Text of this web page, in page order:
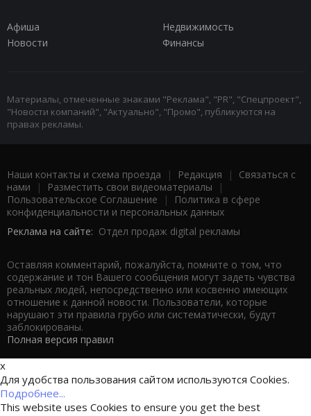
Афиша
Недвижимость
Новости
Финансы
Материалы, отмеченные знаками "Реклама", "PR", "Спецпроект",
"Новости компаний", "Актуально", "Промо", публикуются на
правах рекламы.
Наши контакты и схема проезда | Редакция | Связаться с
нами | Разместить свои видеоматериалы |
Пользовательское Соглашение |
Политика в сфере
конфиденциальности и персональных данных
Реклама на сайте: Отдел продаж digital рекламы
Оставляя комментарий, пожалуйста, помните о том, что
содержание и тон Вашего сообщения могут задеть чувства
реальных людей, непосредственно или косвенно имеющих
отношение к данной новости. Пользователи, которые
нарушают эти правила грубо или систематически, будут
заблокированы.
Полная версия правил
x
Для удобства пользования сайтом используются Cookies.
Подробнее...
This website uses Cookies to ensure you get the best